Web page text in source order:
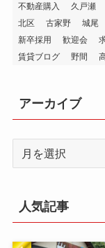
不動産購入
久戸瀬
北区
古家野 城尾
新卒採用
歓迎会
賃貸ブログ
野間
アーカイブ
ブ
人気記事